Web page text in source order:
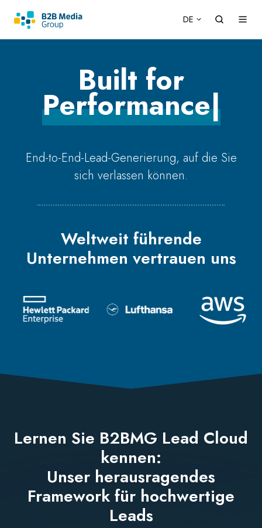
DE
Built for
Impact|
End-to-End-Lead-Generierung, auf die Sie
sich verlassen können.
Weltweit führende
Unternehmen vertrauen uns
Lernen Sie B2BMG Lead Cloud
kennen:
Unser herausragendes
Framework für hochwertige
Leads